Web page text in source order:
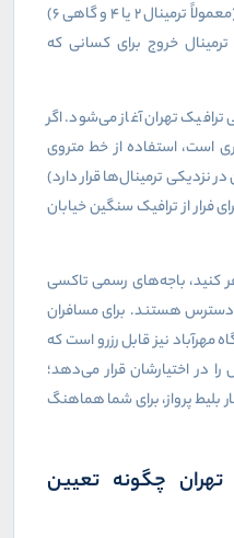
ممکن است در ترمینال‌های مختلف (معمولاً ترمینال ۲ یا ۴ و گاهی ۶)
خروج برای کسانی که
تهران آغاز می‌شود. اگر
است، استفاده از خط متروی
نزدیکی ترمینال‌ها قرار دارد)
فرار از ترافیک سنگین خیابان
کنید، باجه‌های رسمی تاکسی
دسترس هستند. برای مسافران
مهرآباد نیز قابل رزرو است که
در اختیارشان قرار می‌دهد؛
پرواز، برای شما هماهنگ
تهران چگونه تعیین